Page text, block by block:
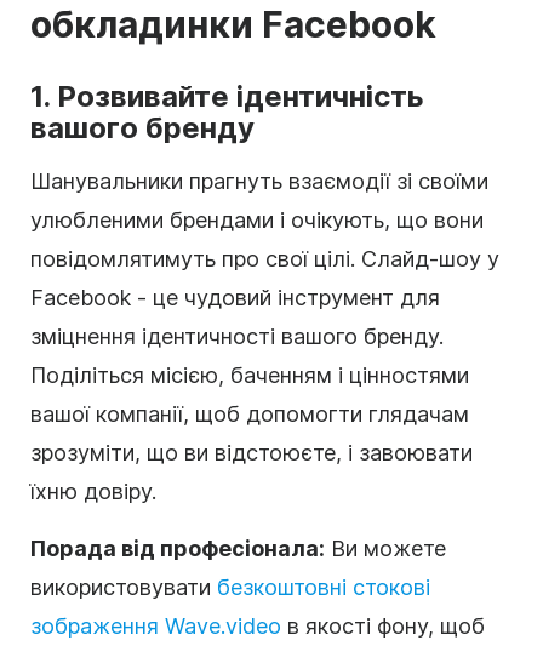
обкладинки Facebook
1. Розвивайте ідентичність
вашого бренду
Шанувальники прагнуть взаємодії зі своїми
улюбленими брендами і очікують, що вони
повідомлятимуть про свої цілі. Слайд-шоу у
Facebook - це чудовий інструмент для
зміцнення ідентичності вашого бренду.
Поділіться місією, баченням і цінностями
вашої компанії, щоб допомогти глядачам
зрозуміти, що ви відстоюєте, і завоювати
їхню довіру.
Порада від професіонала: Ви можете
використовувати безкоштовні стокові
зображення Wave.video в якості фону, щоб